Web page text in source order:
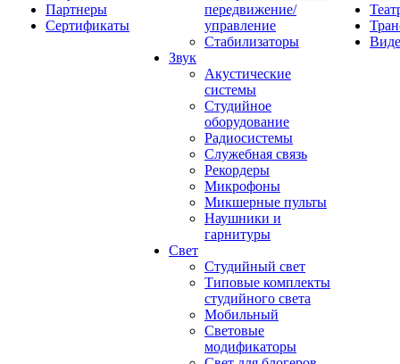
Партнеры
Сертификаты
передвижение/
управление
Стабилизаторы
Звук
Акустические
системы
Студийное
оборудование
Радиосистемы
Служебная связь
Рекордеры
Микрофоны
Микшерные пульты
Наушники и
гарнитуры
Свет
Студийный свет
Типовые комплекты
студийного света
Мобильный
Световые
модификаторы